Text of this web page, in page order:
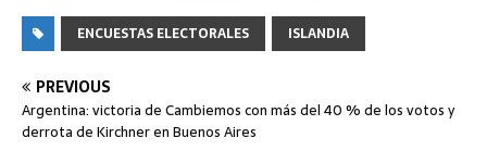
ENCUESTAS ELECTORALES ISLANDIA
PREVIOUS
Argentina: victoria de Cambiemos con más del 40 % de los votos y
derrota de Kirchner en Buenos Aires